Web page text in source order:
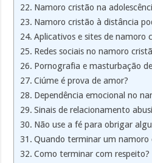
Namoro cristão na
Namoro cristão à distância
Aplicativos e sites de namoro
Redes sociais no namoro
Pornografia e masturbação
Ciúme é prova de amor?
Dependência emocional no
Sinais de relacionamento
Não use a fé para obrigar
Quando terminar um namoro
Como terminar com respeito?